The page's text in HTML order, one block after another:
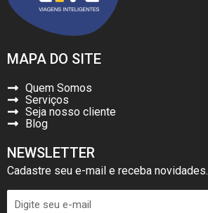
MAPA DO SITE
Quem Somos
Serviços
Seja nosso cliente
Blog
NEWSLETTER
Cadastre seu e-mail e receba novidades.